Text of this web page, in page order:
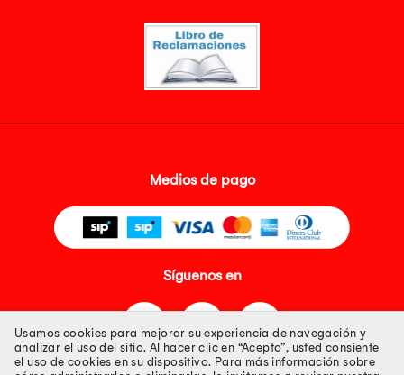
Medios de pago
Síguenos en
Usamos cookies para mejorar su experiencia de navegación y
analizar el uso del sitio. Al hacer clic en “Acepto”, usted consiente
el uso de cookies en su dispositivo. Para más información sobre